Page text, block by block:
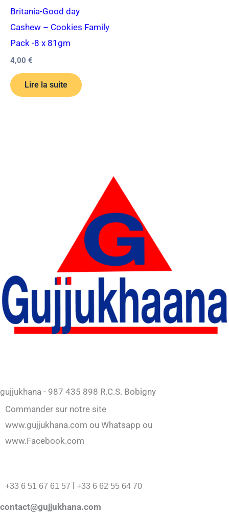
Britania-Good day
Cashew – Cookies Family
Pack -8 x 81gm
4,00 €
Lire la suite
gujjukhana - 987 435 898 R.C.S. Bobigny
Commander sur notre site
www.gujjukhana.com ou Whatsapp ou
www.Facebook.com
+33 6 51 67 61 57 l +33 6 62 55 64 70
contact@gujjukhana.com